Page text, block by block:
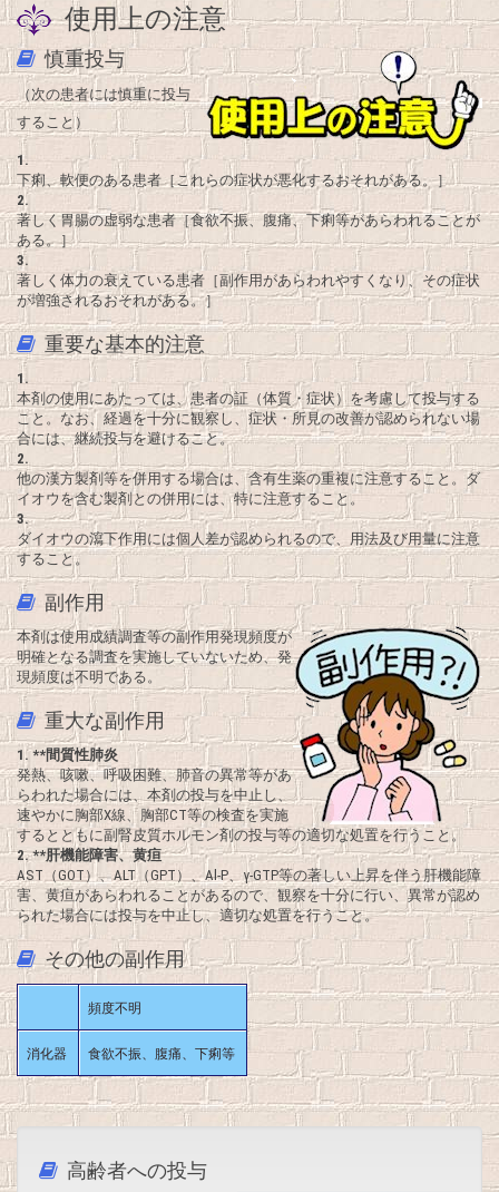
使用上の注意
慎重投与
（次の患者には慎重に投与
すること）
1.
下痢、軟便のある患者［これらの症状が悪化するおそれがある。］
2.
著しく胃腸の虚弱な患者［食欲不振、腹痛、下痢等があらわれることが
ある。］
3.
著しく体力の衰えている患者［副作用があらわれやすくなり、その症状
が増強されるおそれがある。］
重要な基本的注意
1.
本剤の使用にあたっては、患者の証（体質・症状）を考慮して投与する
こと。なお、経過を十分に観察し、症状・所見の改善が認められない場
合には、継続投与を避けること。
2.
他の漢方製剤等を併用する場合は、含有生薬の重複に注意すること。ダ
イオウを含む製剤との併用には、特に注意すること。
3.
ダイオウの瀉下作用には個人差が認められるので、用法及び用量に注意
すること。
副作用
本剤は使用成績調査等の副作用発現頻度が
明確となる調査を実施していないため、発
現頻度は不明である。
重大な副作用
1. **間質性肺炎
発熱、咳嗽、呼吸困難、肺音の異常等があ
らわれた場合には、本剤の投与を中止し、
速やかに胸部X線、胸部CT等の検査を実施
するとともに副腎皮質ホルモン剤の投与等の適切な処置を行うこと。
2. **肝機能障害、黄疸
AST（GOT）、ALT（GPT）、Al-P、γ-GTP等の著しい上昇を伴う肝機能障
害、黄疸があらわれることがあるので、観察を十分に行い、異常が認め
られた場合には投与を中止し、適切な処置を行うこと。
その他の副作用
頻度不明
消化器 食欲不振、腹痛、下痢等
高齢者への投与